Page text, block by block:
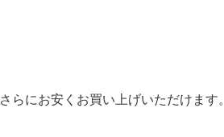
さらにお安くお買い上げいただけます。